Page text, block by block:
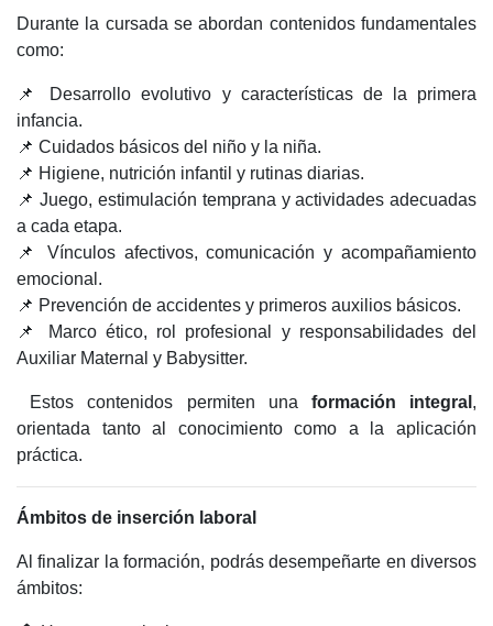
Durante la cursada se abordan contenidos fundamentales
como:
📌 Desarrollo evolutivo y características de la primera
infancia.
📌 Cuidados básicos del niño y la niña.
📌 Higiene, nutrición infantil y rutinas diarias.
📌 Juego, estimulación temprana y actividades adecuadas
a cada etapa.
📌 Vínculos afectivos, comunicación y acompañamiento
emocional.
📌 Prevención de accidentes y primeros auxilios básicos.
📌 Marco ético, rol profesional y responsabilidades del
Auxiliar Maternal y Babysitter.
Estos contenidos permiten una formación integral ,
orientada tanto al conocimiento como a la aplicación
práctica.
Ámbitos de inserción laboral
Al finalizar la formación, podrás desempeñarte en diversos
ámbitos: